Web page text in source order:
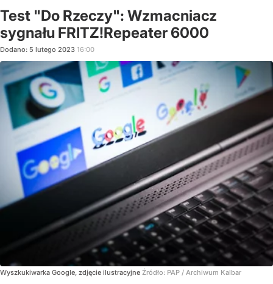
Test "Do Rzeczy": Wzmacniacz
sygnału FRITZ!Repeater 6000
Dodano: 5 lutego 2023 16:00
Wyszkukiwarka Google, zdjęcie ilustracyjne Źródło: PAP / Archiwum Kalbar